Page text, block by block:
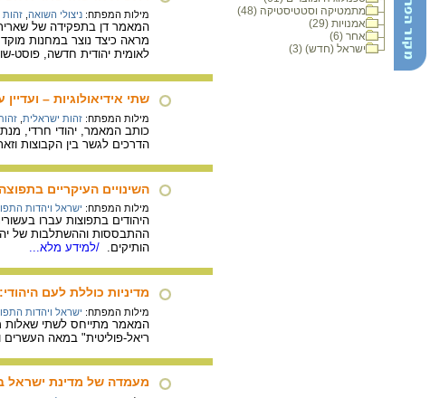
מתמטיקה וסטטיסטיקה (48)
אמנויות (29)
אחר (6)
ישראל (חדש) (3)
מילות המפתח: ניצולי השואה זהות
המאמר דן בתפקידה של
מראה כיצד נוצר במחנות
לאומית יהודית חדשה, פוסט-
שתי אידיאולוגיות –
מילות המפתח: זהות ישראלית
כותב המאמר, יהודי חרדי,
הדרכים לגשר בין הקבוצות
השינויים העיקריים
מילות המפתח: ישראל ויהדות
היהודים בתפוצות עברו
ההתבססות וההשתלבות של
הותיקים. /למידע מלא...
מדיניות כוללת לעם
מילות המפתח: ישראל ויהדות
המאמר מתייחס לשתי שאלות
ריאל-פוליטית" במאה
מעמדה של מדינת ישראל